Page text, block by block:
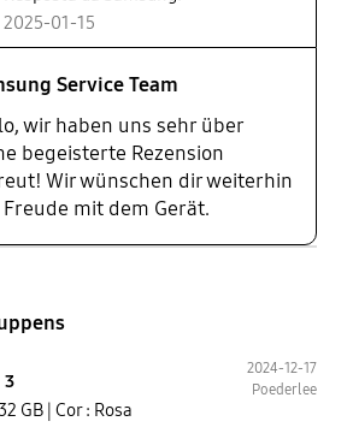
2025-01-15
Service Team
wir haben uns sehr über
begeisterte Rezension
Wir wünschen dir weiterhin
mit dem Gerät.
3
2024-12-17
Poederlee
GB | Cor : Rosa